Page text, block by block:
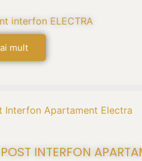
interfon ELECTRA
mult
INTERFON